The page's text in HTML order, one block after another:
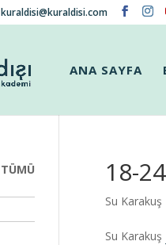
kuraldisi@kuraldisi.com
ANA SAYFA
18-
Su Karakuş
Su Karakuş
TÜMÜ